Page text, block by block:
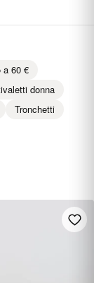
a 60 €
donna
Tronchetti